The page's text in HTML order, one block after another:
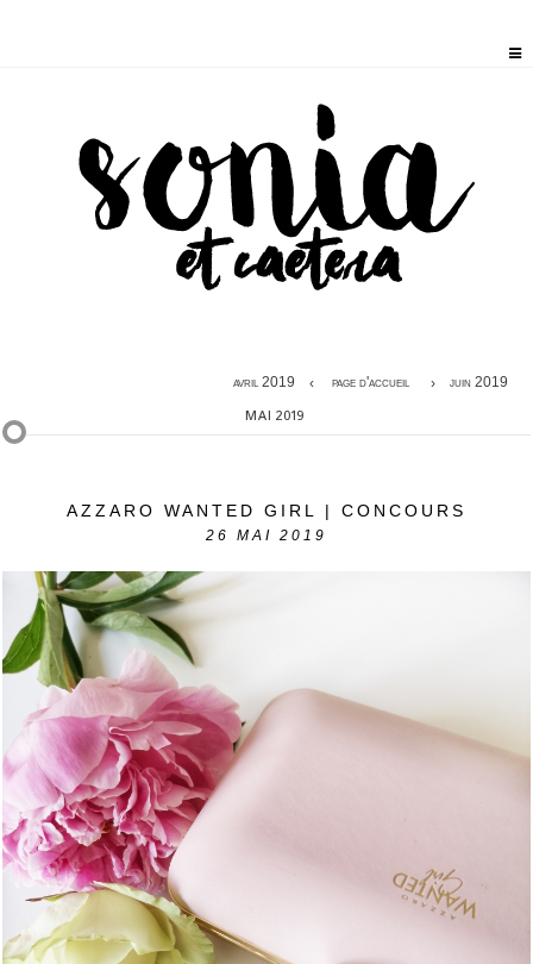
avril 2019 page d'accueil juin 2019
MAI 2019
AZZARO WANTED GIRL | CONCOURS
26 MAI 2019